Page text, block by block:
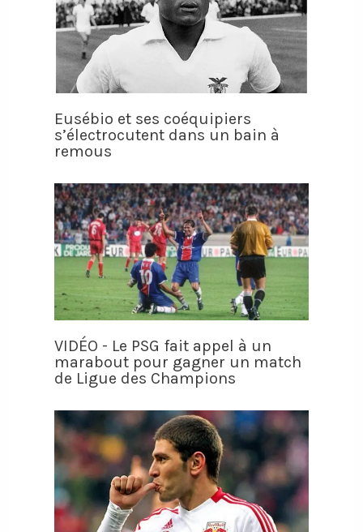
Eusébio et ses coéquipiers
s’électrocutent dans un bain à
remous
VIDÉO - Le PSG fait appel à un
marabout pour gagner un match
de Ligue des Champions